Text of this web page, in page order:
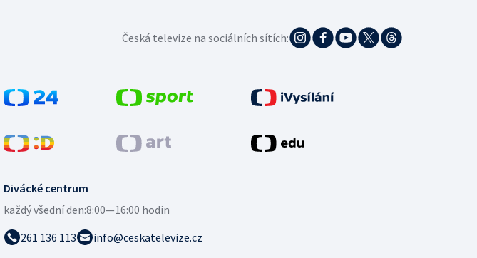
Divácké centrum
každý všední den:8:00—16:00 hodin
261 136 113
info@ceskatelevize.cz
Česká televize na sociálních sítích: